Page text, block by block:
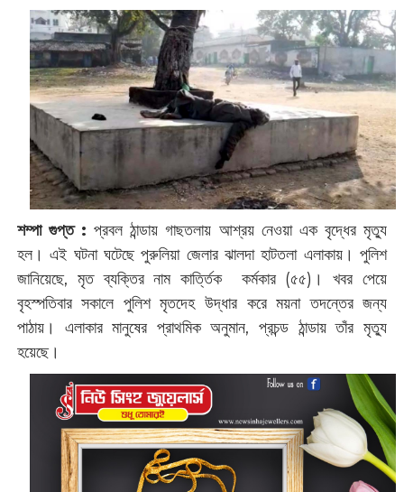
শম্পা গুপ্ত : ‌প্রবল ঠান্ডায় গাছতলায় আশ্রয় নেওয়া এক বৃদ্ধের মৃত্যু
হল। এই ঘটনা ঘটেছে পুরুলিয়া জেলার ঝালদা হাটতলা এলাকায়। পুলিশ
জানিয়েছে, মৃত ব্যক্তির নাম কার্ত্তিক কর্মকার (৫৫)। খবর পেয়ে
বৃহস্পতিবার সকালে পুলিশ মৃতদেহ উদ্ধার করে ময়না তদন্তের জন্য
পাঠায়। এলাকার মানুষের প্রাথমিক অনুমান, প্রচন্ড ঠান্ডায় তাঁর মৃত্যু
হয়েছে।